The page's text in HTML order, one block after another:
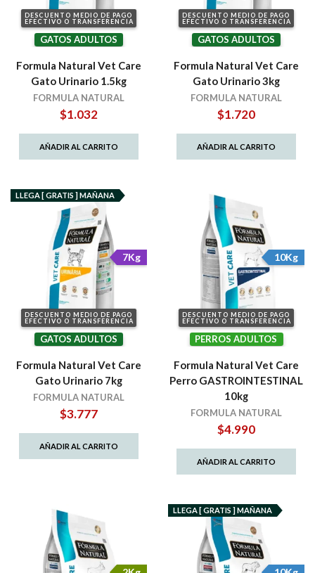
DESCUENTO MEDIO DE PAGO
EFECTIVO O TRANSFERENCIA
GATOS ADULTOS
Formula Natural Vet Care
Gato Urinario 1.5kg
FORMULA NATURAL
$1.032
AÑADIR AL CARRITO
DESCUENTO MEDIO DE PAGO
EFECTIVO O TRANSFERENCIA
GATOS ADULTOS
Formula Natural Vet Care
Gato Urinario 3kg
FORMULA NATURAL
$1.720
AÑADIR AL CARRITO
DESCUENTO MEDIO DE PAGO
EFECTIVO O TRANSFERENCIA
7Kg
LLEGA [ GRATIS ] MAÑANA
GATOS ADULTOS
Formula Natural Vet Care
Gato Urinario 7kg
FORMULA NATURAL
$3.777
AÑADIR AL CARRITO
DESCUENTO MEDIO DE PAGO
EFECTIVO O TRANSFERENCIA
10Kg
PERROS ADULTOS
Formula Natural Vet Care
Perro GASTROINTESTINAL
10kg
FORMULA NATURAL
$4.990
AÑADIR AL CARRITO
LLEGA [ GRATIS ] MAÑANA